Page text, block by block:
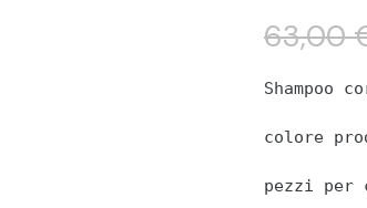
63,00
Shampoo
colore
pezzi per